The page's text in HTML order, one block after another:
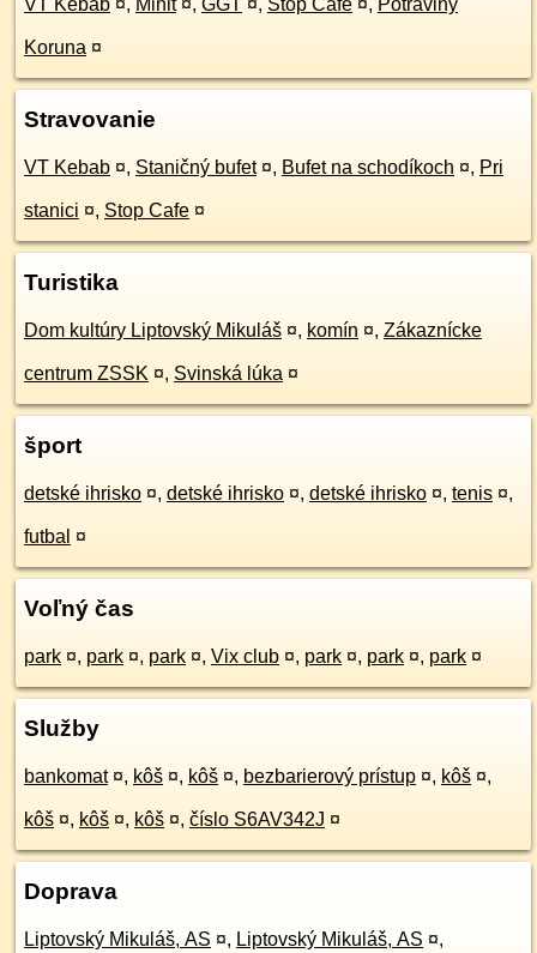
VT Kebab ¤, Minit ¤, GGT ¤, Stop Cafe ¤, Potraviny
Koruna ¤
Stravovanie
VT Kebab ¤, Staničný bufet ¤, Bufet na schodíkoch ¤, Pri
stanici ¤, Stop Cafe ¤
Turistika
Dom kultúry Liptovský Mikuláš ¤, komín ¤, Zákaznícke
centrum ZSSK ¤, Svinská lúka ¤
šport
detské ihrisko ¤, detské ihrisko ¤, detské ihrisko ¤, tenis ¤,
futbal ¤
Voľný čas
park ¤, park ¤, park ¤, Vix club ¤, park ¤, park ¤, park ¤
Služby
bankomat ¤, kôš ¤, kôš ¤, bezbarierový prístup ¤, kôš ¤,
kôš ¤, kôš ¤, kôš ¤, číslo S6AV342J ¤
Doprava
Liptovský Mikuláš, AS ¤, Liptovský Mikuláš, AS ¤,